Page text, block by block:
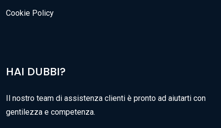
Cookie Policy
HAI DUBBI?
Il nostro team di assistenza clienti è pronto ad aiutarti con
gentilezza e competenza.